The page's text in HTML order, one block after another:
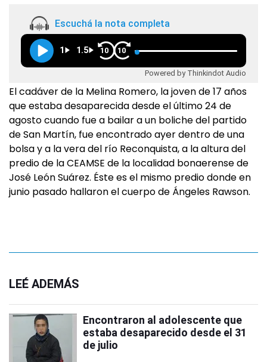
Escuchá la nota completa
1 1.5 10 10
Powered by Thinkindot Audio
El cadáver de la Melina Romero, la joven de 17 años
que estaba desaparecida desde el último 24 de
agosto cuando fue a bailar a un boliche del partido
de San Martín, fue encontrado ayer dentro de una
bolsa y a la vera del río Reconquista, a la altura del
predio de la CEAMSE de la localidad bonaerense de
José León Suárez. Éste es el mismo predio donde en
junio pasado hallaron el cuerpo de Ángeles Rawson.
LEÉ ADEMÁS
Encontraron al adolescente que
estaba desaparecido desde el 31
de julio